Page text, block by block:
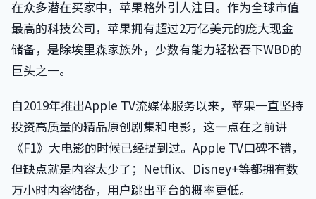
在众多潜在买家中，苹果格外引人注目。作为全球市值
最高的科技公司，苹果拥有超过2万亿美元的庞大现金
储备，是除埃里森家族外，少数有能力轻松吞下WBD的
巨头之一。
自2019年推出Apple TV流媒体服务以来，苹果一直坚持
投资高质量的精品原创剧集和电影，这一点在之前讲
《F1》大电影的时候已经提到过。Apple TV口碑不错，
但缺点就是内容太少了；Netflix、Disney+等都拥有数
万小时内容储备，用户跳出平台的概率更低。